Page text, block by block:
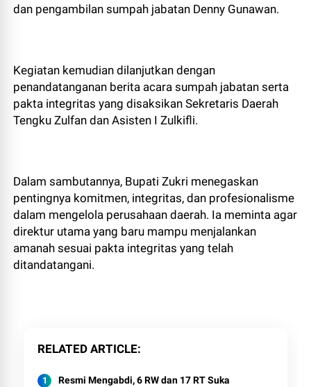
dan pengambilan sumpah jabatan Denny Gunawan.
Kegiatan kemudian dilanjutkan dengan
penandatanganan berita acara sumpah jabatan serta
pakta integritas yang disaksikan Sekretaris Daerah
Tengku Zulfan dan Asisten I Zulkifli.
Dalam sambutannya, Bupati Zukri menegaskan
pentingnya komitmen, integritas, dan profesionalisme
dalam mengelola perusahaan daerah. Ia meminta agar
direktur utama yang baru mampu menjalankan
amanah sesuai pakta integritas yang telah
ditandatangani.
RELATED ARTICLE
Resmi Mengabdi, 6 RW dan 17 RT Suka